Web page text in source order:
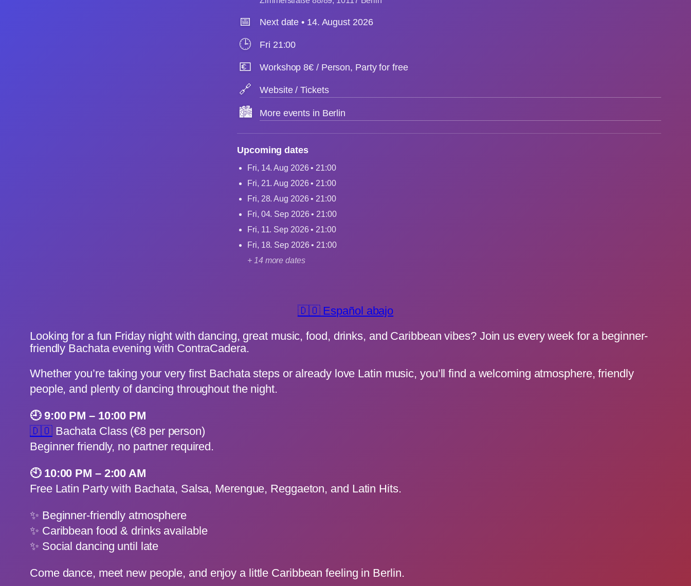
📅 Next date • 14. August 2026
🕒 Fri 21:00
💶 Workshop 8€ / Person, Party for free
🔗 Website / Tickets
🏙️ More events in Berlin
Upcoming dates
Fri, 14. Aug 2026 • 21:00
Fri, 21. Aug 2026 • 21:00
Fri, 28. Aug 2026 • 21:00
Fri, 04. Sep 2026 • 21:00
Fri, 11. Sep 2026 • 21:00
Fri, 18. Sep 2026 • 21:00
+ 14 more dates
🇩🇴 Español abajo
Looking for a fun Friday night with dancing, great music, food, drinks, and Caribbean vibes? Join us every week for a beginner-
friendly Bachata evening with ContraCadera.
Whether you’re taking your very first Bachata steps or already love Latin music, you’ll find a welcoming atmosphere, friendly
people, and plenty of dancing throughout the night.
🕘 9:00 PM – 10:00 PM
🇩🇴Bachata Class (€8 per person)
Beginner friendly, no partner required.
🕙 10:00 PM – 2:00 AM
Free Latin Party with Bachata, Salsa, Merengue, Reggaeton, and Latin Hits.
✨ Beginner-friendly atmosphere
✨ Caribbean food & drinks available
✨ Social dancing until late
Come dance, meet new people, and enjoy a little Caribbean feeling in Berlin.